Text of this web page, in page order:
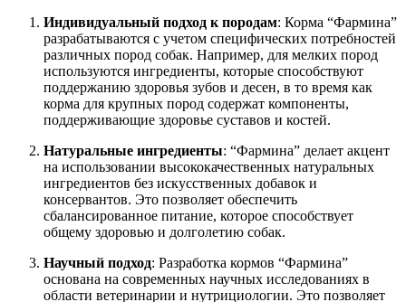
Индивидуальный подход к породам: Корма “Фармина”
разрабатываются с учетом специфических потребностей
различных пород собак. Например, для мелких пород
используются ингредиенты, которые способствуют
поддержанию здоровья зубов и десен, в то время как
корма для крупных пород содержат компоненты,
поддерживающие здоровье суставов и костей.
Натуральные ингредиенты: “Фармина” делает акцент
на использовании высококачественных натуральных
ингредиентов без искусственных добавок и
консервантов. Это позволяет обеспечить
сбалансированное питание, которое способствует
общему здоровью и долголетию собак.
Научный подход: Разработка кормов “Фармина”
основана на современных научных исследованиях в
области ветеринарии и нутрициологии. Это позволяет